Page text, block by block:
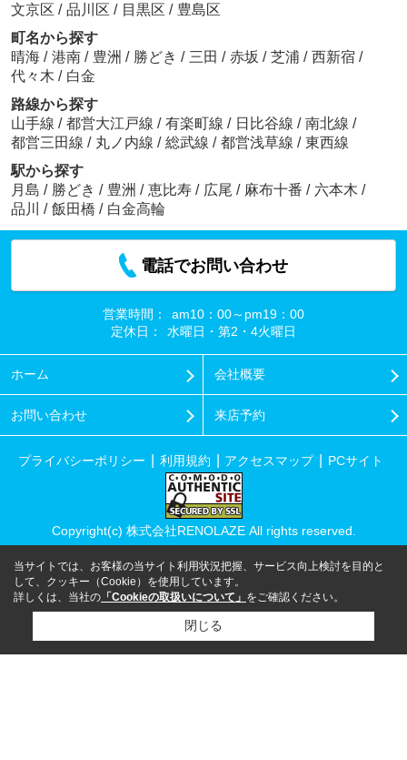
文京区 / 品川区 / 目黒区 / 豊島区
町名から探す
晴海 / 港南 / 豊洲 / 勝どき / 三田 / 赤坂 / 芝浦 / 西新宿 /
代々木 / 白金
路線から探す
山手線 / 都営大江戸線 / 有楽町線 / 日比谷線 / 南北線 /
都営三田線 / 丸ノ内線 / 総武線 / 都営浅草線 / 東西線
駅から探す
月島 / 勝どき / 豊洲 / 恵比寿 / 広尾 / 麻布十番 / 六本木 /
品川
/ 飯田橋 / 白金高輪
電話でお問い合わせ
営業時間：
am10：00～pm19：00
定休日：
水曜日・第2・4火曜日
ホーム 会社概要
お問い合わせ 来店予約
プライバシーポリシー 利用規約 アクセスマップ PCサイト
Copyright(c) 株式会社RENOLAZE All rights reserved.
当サイトでは、お客様の当サイト利用状況把握、サービス向上検討を目的と
して、クッキー（Cookie）を使用しています。
詳しくは、当社の 「Cookieの取扱いについて」 をご確認ください。
閉じる